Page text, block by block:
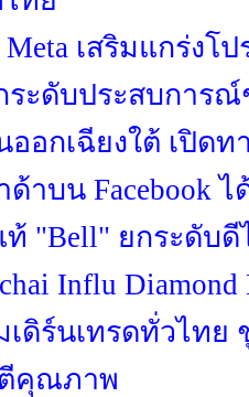
เสริมแกร่งโ
กระดับประสบการ
ออกเฉียงใต้ เปิดท
าบน Facebook
"Bell" ยกระดับ
Influ
ดิร์นเทรดทั่วไทย
ตีคุณภาพ